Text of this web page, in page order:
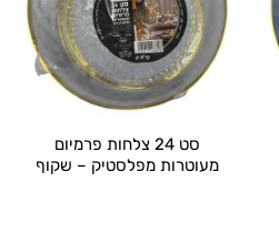
סט 24 צלחות פרמיום
מעוטרות מפלסטיק – שקוף